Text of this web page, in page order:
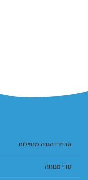
אביזרי הגנה מנפילות
סדי מנוחה